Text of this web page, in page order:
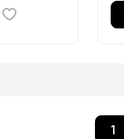
1